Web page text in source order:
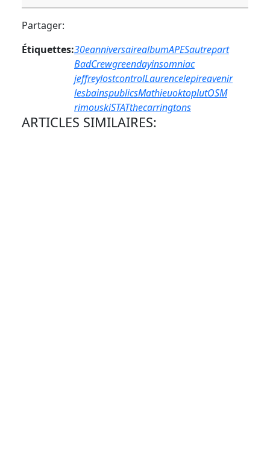
Partager:
Étiquettes:30eanniversairealbumAPESautrepart
BadCrewgreendayinsomniac
jeffreylostcontrolLaurencelepireavenir
lesbainspublicsMathieuoktoplutOSM
rimouskiSTATthecarringtons
ARTICLES SIMILAIRES: